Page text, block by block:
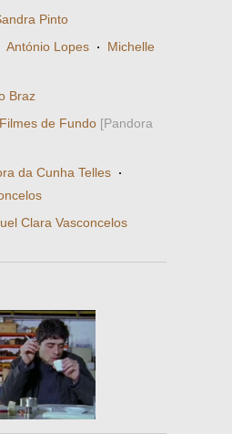
Pinto
António Lopes · Michelle
Braz
de Fundo [Pandora
da Cunha Telles ·
Clara Vasconcelos